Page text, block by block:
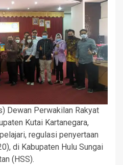
Dewan Perwakilan Rakyat
Kutai Kartanegara,
regulasi penyertaan
di Kabupaten Hulu Sungai
(HSS).